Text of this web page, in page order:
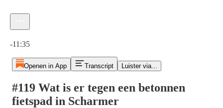
-11:35
Openen in App Transcript Luister via...
#119 Wat is er tegen een betonnen
fietspad in Scharmer